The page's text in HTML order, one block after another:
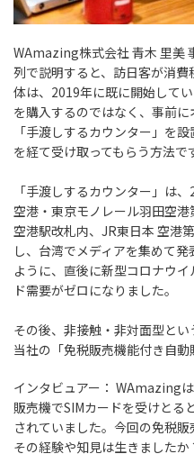
WAmazing株式会社 青木 里美
列で説明すると、訪日客が消
体は、2019年に既に開始して
を購入するのではなく、事前
「手渡しするカウンター」を
を経て受け取ってもらう方法で
「手渡しするカウンター」は
空港・東京モノレール羽田空
空港駅改札内、JR東日本 空港
し、台湾でメディアを集めて
ように、直後に新型コロナウ
ド需要がゼロになりました。
その後、非接触・非対面型とい
当社の「免税販売機能付き自動
インタビュアー： WAmazing
販売機でSIMカードを受けとる
されていました。今回の免税販
その経験や知見は生きましたか